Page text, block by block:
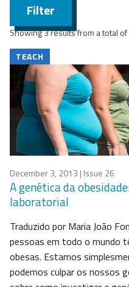
Filter
Showing 3 results from a total of
TEACH
December 3, 2013 | Issue 26
A genética da
laboratorial
Traduzido por Maria João
pessoas em todo o mundo
obesas. Estamos
podemos culpar os nossos